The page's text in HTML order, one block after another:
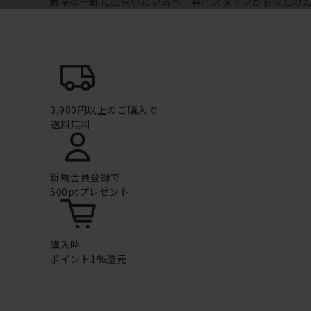
3,980円以上のご購入で
送料無料
新規会員登録で
500ptプレゼント
購入時
ポイント1%還元